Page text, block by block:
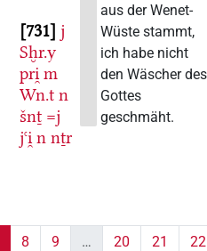
731 j
Sḫr.y
pri̯ m
Wn.t n
šnṯ =j
jꜥi̯ n nṯr
aus der Wenet-
Wüste stammt,
ich habe nicht
den Wäscher des
Gottes
geschmäht.
8 9 … 20 21 22